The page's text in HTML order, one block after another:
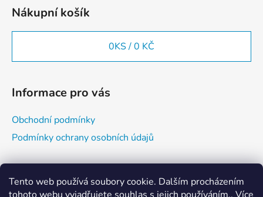
Tento web používá soubory cookie. Dalším procházením
Nákupní košík
0KS /0 KČ
Informace pro vás
Obchodní podmínky
Podmínky ochrany osobních údajů
Vyhledávání